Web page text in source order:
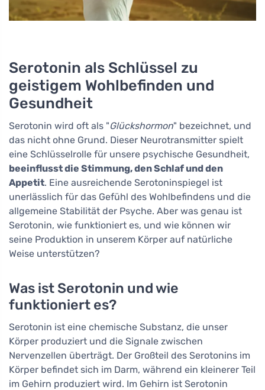
Serotonin als Schlüssel zu
geistigem Wohlbefinden und
Gesundheit
Serotonin wird oft als "Glückshormon" bezeichnet, und
das nicht ohne Grund. Dieser Neurotransmitter spielt
eine Schlüsselrolle für unsere psychische Gesundheit,
beeinflusst die Stimmung, den Schlaf und den
Appetit. Eine ausreichende Serotoninspiegel ist
unerlässlich für das Gefühl des Wohlbefindens und die
allgemeine Stabilität der Psyche. Aber was genau ist
Serotonin, wie funktioniert es, und wie können wir
seine Produktion in unserem Körper auf natürliche
Weise unterstützen?
Was ist Serotonin und wie
funktioniert es?
Serotonin ist eine chemische Substanz, die unser
Körper produziert und die Signale zwischen
Nervenzellen überträgt. Der Großteil des Serotonins im
Körper befindet sich im Darm, während ein kleinerer Teil
im Gehirn produziert wird. Im Gehirn ist Serotonin